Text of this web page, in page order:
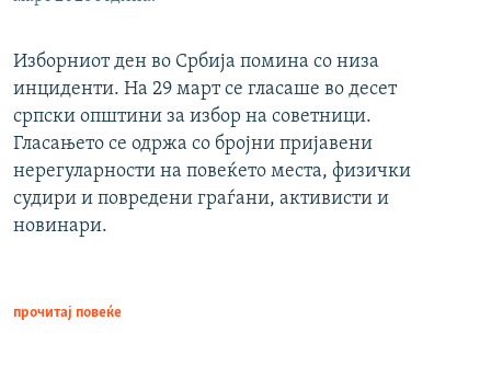
Изборниот ден во Србија помина со низа
инциденти. На 29 март се гласаше во десет
српски општини за избор на советници.
Гласањето се одржа со бројни пријавени
нерегуларности на повеќето места, физички
судири и повредени граѓани, активисти и
новинари.
прочитај повеќе